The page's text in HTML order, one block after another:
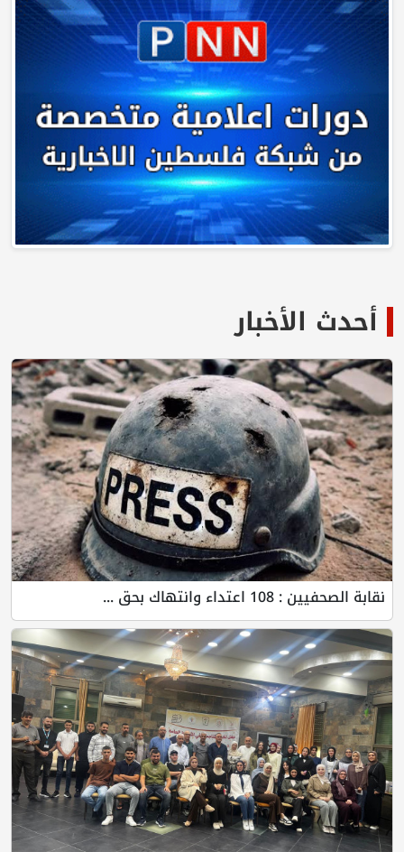
أحدث الأخبار
نقابة الصحفيين : 108 اعتداء وانتهاك بحق ...